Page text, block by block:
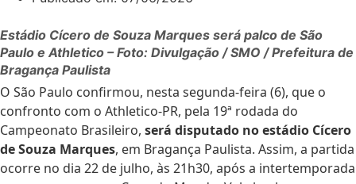
Estádio Cícero de Souza Marques será palco de São
Paulo e Athletico – Foto: Divulgação / SMO / Prefeitura de
Bragança Paulista
O São Paulo confirmou, nesta segunda-feira (6), que o
confronto com o Athletico-PR, pela 19ª rodada do
Campeonato Brasileiro, será disputado no estádio Cícero
de Souza Marques, em Bragança Paulista. Assim, a partida
ocorre no dia 22 de julho, às 21h30, após a intertemporada